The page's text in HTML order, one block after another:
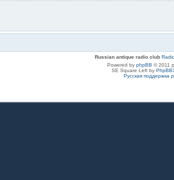
Russian antique radio club
Powered by phpBB © 2011
SE Square Left by
Русская поддержка